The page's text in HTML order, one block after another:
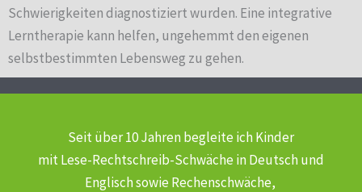
Schwierigkeiten diagnostiziert wurden. Eine integrative
Lerntherapie kann helfen, ungehemmt den eigenen
selbstbestimmten Lebensweg zu gehen.
Seit über 10 Jahren begleite ich Kinder
mit Lese-Rechtschreib-Schwächein Deutsch und
Englisch sowie Rechenschwäche,